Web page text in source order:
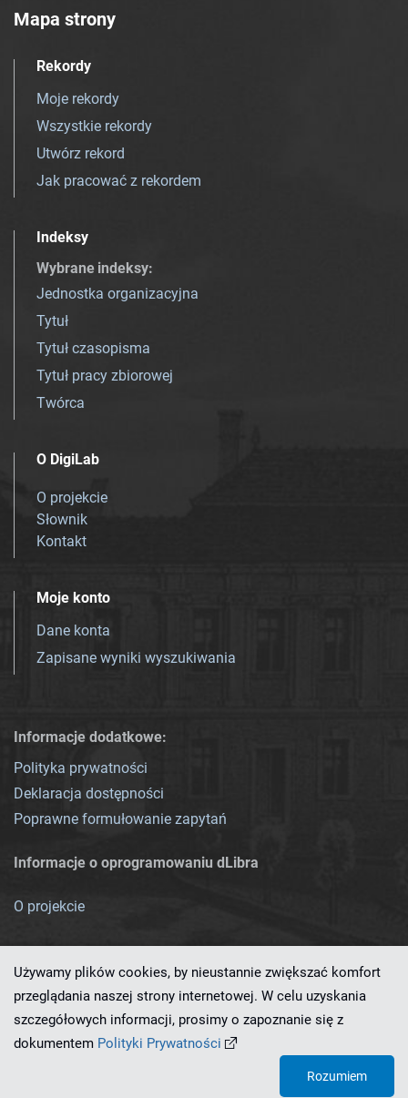
Mapa strony
Rekordy
Moje rekordy
Wszystkie rekordy
Utwórz rekord
Jak pracować z rekordem
Indeksy
Wybrane indeksy:
Jednostka organizacyjna
Tytuł
Tytuł czasopisma
Tytuł pracy zbiorowej
Twórca
O DigiLab
O projekcie
Słownik
Kontakt
Moje konto
Dane konta
Zapisane wyniki wyszukiwania
Informacje dodatkowe:
Polityka prywatności
Deklaracja dostępności
Poprawne formułowanie zapytań
Informacje o oprogramowaniu dLibra
O projekcie
Ten serwis działa dzięki oprogramowaniu
Używamy plików cookies, by nieustannie zwiększać komfort
przeglądania naszej strony internetowej. W celu uzyskania
szczegółowych informacji, prosimy o zapoznanie się z
dokumentem Polityki Prywatności
Rozumiem